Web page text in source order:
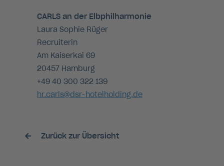
CARLS an der Elbphilharmonie
Laura Sophie Rüger
Recruiterin
Am Kaiserkai 69
20457 Hamburg
+49 40 300 322 139
hr.carls@dsr-hotelholding.de
Zurück zur Übersicht